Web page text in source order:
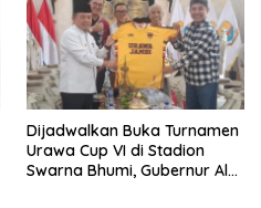
Dijadwalkan Buka Turnamen
Urawa Cup VI di Stadion
Swarna Bhumi, Gubernur Al